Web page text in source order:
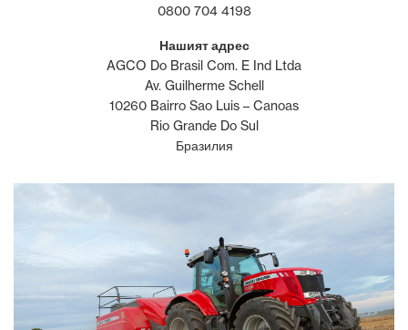
0800 704 4198
Нашият адрес
AGCO Do Brasil Com. E Ind Ltda
Av. Guilherme Schell
10260 Bairro Sao Luis – Canoas
Rio Grande Do Sul
Бразилия